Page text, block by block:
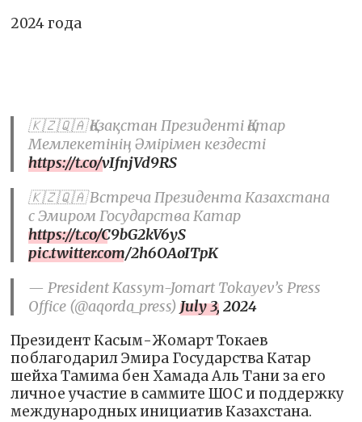
2024 года
🇰🇿🇶🇦 Қазақстан Президенті Қатар
Мемлекетінің Әмірімен кездесті
https://t.co/vIfnjVd9RS
🇰🇿🇶🇦 Встреча Президента Казахстана
с Эмиром Государства Катар
https://t.co/C9bG2kV6yS
pic.twitter.com/2h6OAoITpK
— President Kassym-Jomart Tokayev’s Press
Office (@aqorda_press)July 3, 2024
Президент Касым-Жомарт Токаев
поблагодарил Эмира Государства Катар
шейха Тамима бен Хамада Аль Тани за его
личное участие в саммите ШОС и поддержку
международных инициатив Казахстана.